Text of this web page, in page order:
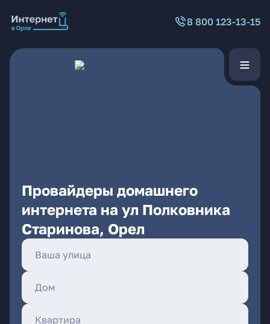
8 800 123-13-15
Провайдеры домашнего
интернета на ул Полковника
Старинова, Орел